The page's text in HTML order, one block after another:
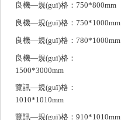
良機—規(guī)格：750*800mm
良機—規(guī)格：750*1000mm
良機—規(guī)格：780*1000mm
良機—規(guī)格：
1500*3000mm
覽訊—規(guī)格：
1010*1010mm
覽訊—規(guī)格：910*1010mm